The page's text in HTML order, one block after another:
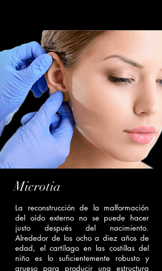
Microtia
La reconstrucción de la malformación
del oído externo no se puede hacer
justo después del nacimiento.
Alrededor de los ocho a diez años de
edad, el cartílago en las costillas del
niño es lo suficientemente robusto y
grueso para producir una estructura